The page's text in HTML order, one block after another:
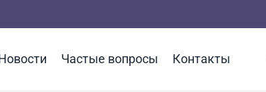
Частые вопросы Контакты